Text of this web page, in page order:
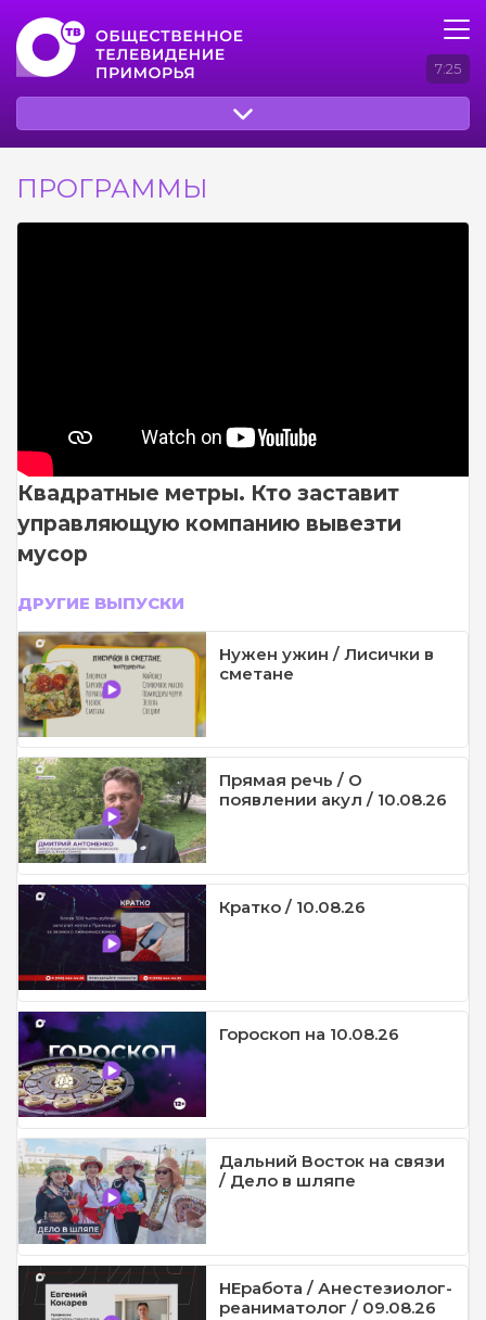
7:25
ПРОГРАММЫ
Квадратные метры. Кто заставит
управляющую компанию вывезти
мусор
ДРУГИЕ ВЫПУСКИ
Нужен ужин / Лисички в
сметане
Прямая речь / О
появлении акул / 10.08.26
Кратко / 10.08.26
Гороскоп на 10.08.26
Дальний Восток на связи
/ Дело в шляпе
НЕработа / Анестезиолог-
реаниматолог / 09.08.26